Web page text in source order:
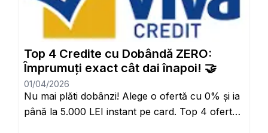
bankacılık sektöründe adil olmayan bir durum
söz konusuydu: Borçlarını düzenli ödeyenlerle
sürekli aksatanlar aynı faiz yükünü
omuzluyordu. Ancak günümüzde teknoloji […]
Top 4 Credite cu Dobândă ZERO:
Împrumuți exact cât dai înapoi! 🤝
01/04/2026
Nu mai plăti dobânzi! Alege o ofertă cu 0% și ia
până la 5.000 LEI instant pe card. Top 4 oferte